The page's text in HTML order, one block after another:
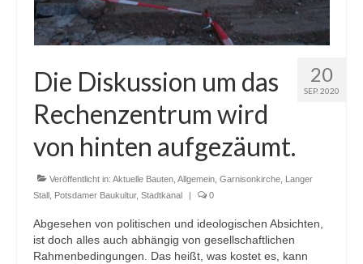
20
SEP. 2020
Die Diskussion um das
Rechenzentrum wird
von hinten aufgezäumt.
Veröffentlicht in: Aktuelle Bauten Allgemein Garnisonkirche Langer
Stall Potsdamer Baukultur, Stadtkanal | 0
Abgesehen von politischen und ideologischen Absichten,
ist doch alles auch abhängig von gesellschaftlichen
Rahmenbedingungen. Das heißt, was kostet es, kann